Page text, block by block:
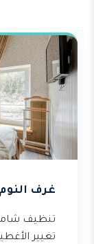
غرف النوم
تنظيف
تغيير